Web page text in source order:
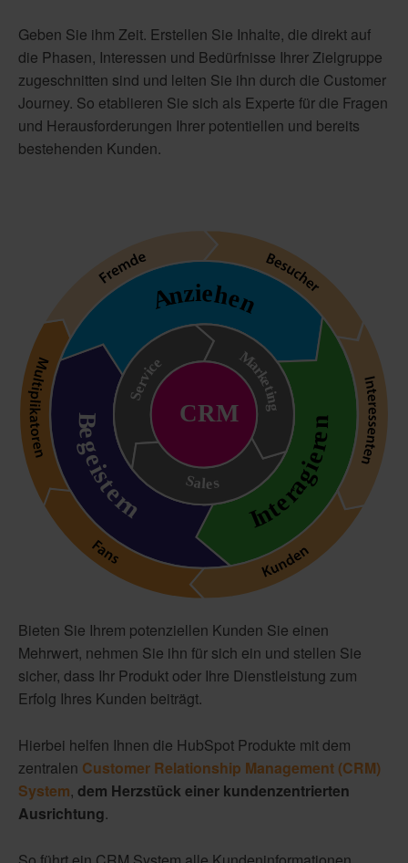
Geben Sie ihm Zeit. Erstellen Sie Inhalte, die direkt auf
die Phasen, Interessen und Bedürfnisse Ihrer Zielgruppe
zugeschnitten sind und leiten Sie ihn durch die Customer
Journey. So etablieren Sie sich als Experte für die Fragen
und Herausforderungen Ihrer potentiellen und bereits
bestehenden Kunden.
Bieten Sie Ihrem potenziellen Kunden Sie einen
Mehrwert, nehmen Sie ihn für sich ein und stellen Sie
sicher, dass Ihr Produkt oder Ihre Dienstleistung zum
Erfolg Ihres Kunden beiträgt.
Hierbei helfen Ihnen die HubSpot Produkte mit dem
zentralen Customer Relationship Management (CRM)
System, dem Herzstück einer kundenzentrierten
Ausrichtung.